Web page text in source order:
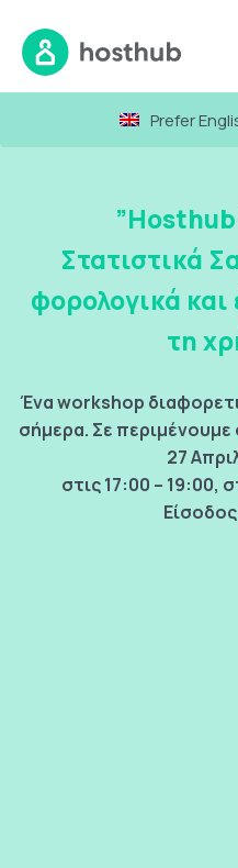
Prefer
Στατιστικά
φορολογικά και
τη
Ένα workshop
σήμερα. Σε
27
στις 17:00 – 19:00,